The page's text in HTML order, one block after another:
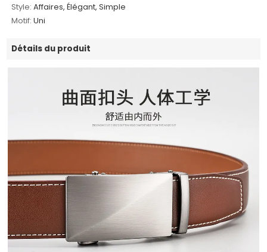
Style: Affaires, Élégant, Simple
Motif: Uni
Détails du produit